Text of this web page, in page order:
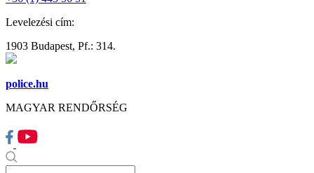
Levelezési cím:
1903 Budapest, Pf.: 314.
police.hu
MAGYAR RENDŐRSÉG